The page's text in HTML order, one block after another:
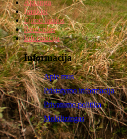
Apranga
Įrankiai
Ėjimo lazdos
Remontas
Informacija
Informacija
Apie mus
Pristatymo informacija
Privatumo politika
Mokilizingas